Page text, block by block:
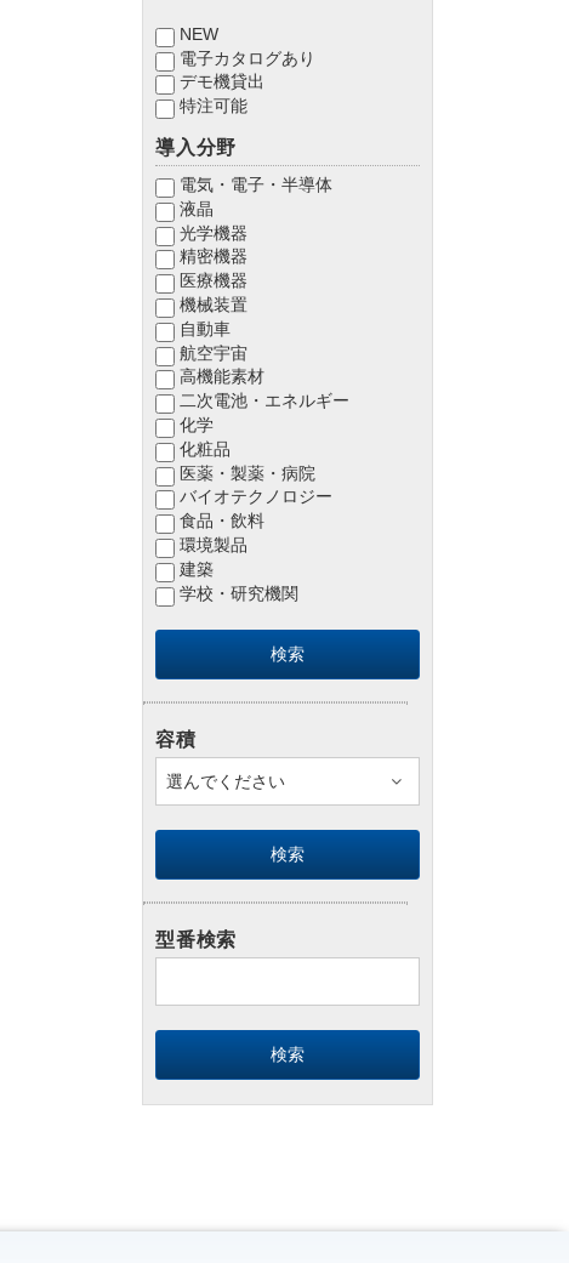
NEW
電子カタログあり
デモ機貸出
特注可能
導入分野
電気・電子・半導体
液晶
光学機器
精密機器
医療機器
機械装置
自動車
航空宇宙
高機能素材
二次電池・エネルギー
化学
化粧品
医薬・製薬・病院
バイオテクノロジー
食品・飲料
環境製品
建築
学校・研究機関
容積
型番検索